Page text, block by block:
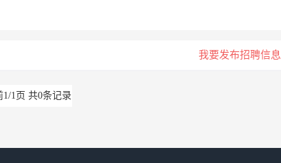
我要发布招聘信息
1/1页 共0条记录